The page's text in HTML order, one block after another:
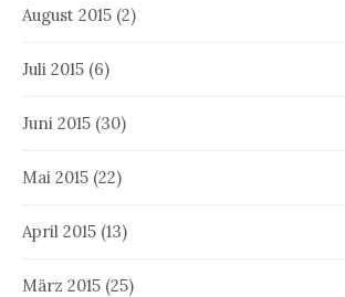
August 2015 (2)
Juli 2015 (6)
Juni 2015 (30)
Mai 2015 (22)
April 2015 (13)
März 2015 (25)